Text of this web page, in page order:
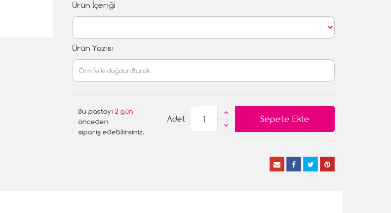
Ürün İçeriği
Ürün Yazısı
Bu pastayı 2 gün
önceden
sipariş edebilirsiniz.
Sepete Ekle
Adet